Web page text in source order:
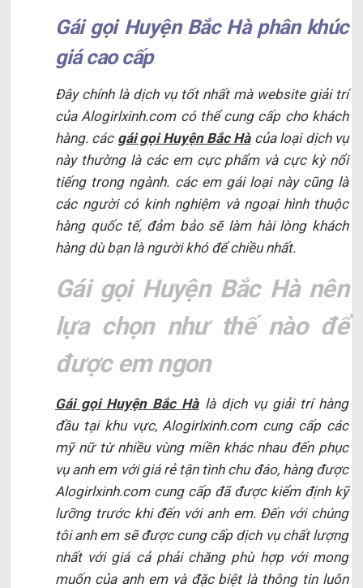
Gái gọi Huyện Bắc Hà phân khúc
giá cao cấp
Đây chính là dịch vụ tốt nhất mà website giải trí
của Alogirlxinh.com có thể cung cấp cho khách
hàng. các gái gọi Huyện Bắc Hàcủa loại dịch vụ
này thường là các em cực phẩm và cực kỳ nổi
tiếng trong ngành. các em gái loại này cũng là
các người có kinh nghiệm và ngoại hình thuộc
hàng quốc tế, đảm bảo sẽ làm hài lòng khách
hàng dù bạn là người khó để chiều nhất.
Gái gọi Huyện Bắc Hà nên
lựa chọn như thế nào để
được em ngon
Gái gọi Huyện Bắc Hàlà dịch vụ giải trí hàng
đầu tại khu vực, Alogirlxinh.com cung cấp các
mỹ nữ từ nhiều vùng miền khác nhau đến phục
vụ anh em với giá rẻ tận tình chu đáo, hàng được
Alogirlxinh.com cung cấp đã được kiểm định kỹ
lưỡng trước khi đến với anh em. Đến với chúng
tôi anh em sẽ được cung cấp dịch vụ chất lượng
nhất với giá cả phải chăng phù hợp với mong
muốn của anh em và đặc biệt là thông tin luôn